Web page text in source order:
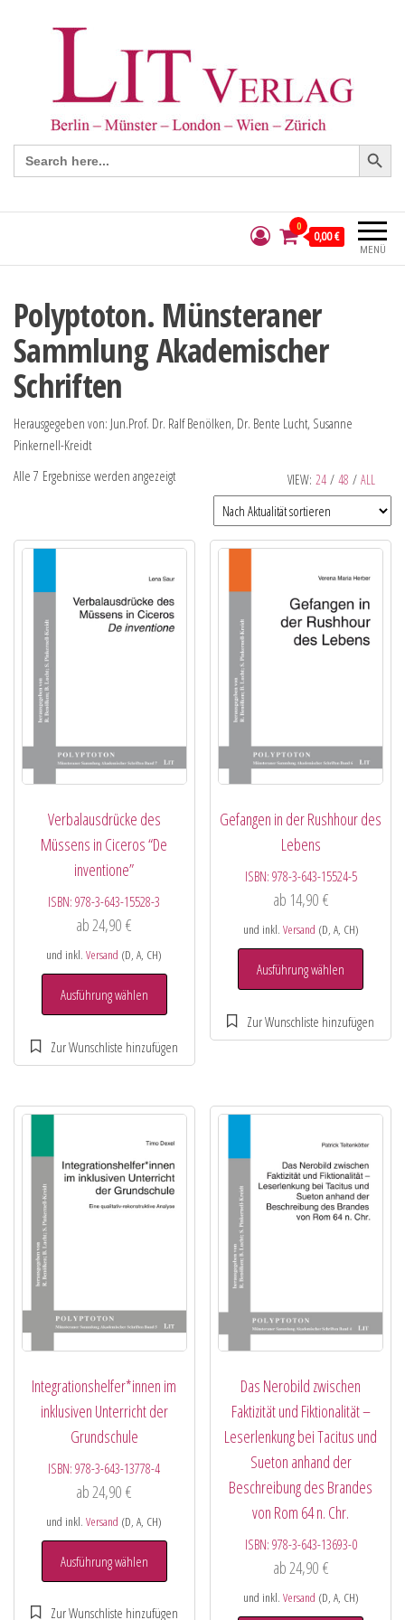
Search
for:
Search Button
MENÜ
0
0,00 €
Polyptoton. Münsteraner
Sammlung Akademischer
Schriften
Herausgegeben von: Jun.Prof. Dr. Ralf Benölken, Dr. Bente Lucht, Susanne
Pinkernell-Kreidt
VIEW: 24 / 48 / ALL
Alle 7 Ergebnisse werden angezeigt
Verbalausdrücke des
Müssens in Ciceros “De
inventione”
ISBN:978-3-643-15528-3
ab24,90€
und inkl.Versand (D, A, CH)
Ausführung wählen
Gefangen in der Rushhour des
Lebens
ISBN: 978-3-643-15524-5
ab 14,90 €
und inkl. Versand (D, A, CH)
Ausführung wählen
Integrationshelfer*innen im
inklusiven Unterricht der
Grundschule
ISBN:978-3-643-13778-4
ab 24,90€
und inkl.Versand (D, A, CH)
Ausführung wählen
Das Nerobild zwischen
Faktizität und Fiktionalität –
Leserlenkung bei Tacitus und
Sueton anhand der
Beschreibung des Brandes
von Rom 64 n. Chr.
ISBN: 978-3-643-13693-0
ab 24,90 €
und inkl. Versand (D, A, CH)